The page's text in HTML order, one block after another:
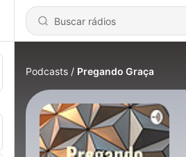
Podcasts Pregando Graça